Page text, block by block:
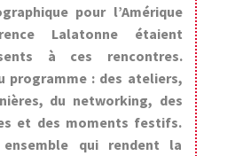
pour l’Amérique
Lalatonne étaient
à ces rencontres.
programme : des ateliers,
du networking, des
et des moments festifs.
ensemble qui rendent la